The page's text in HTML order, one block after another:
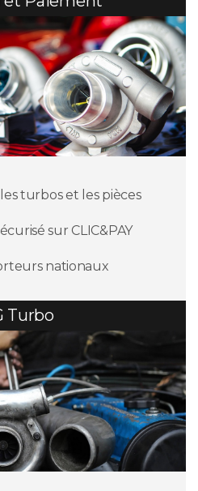
turbos et les pièces
sur CLIC&PAY
nationaux
Turbo